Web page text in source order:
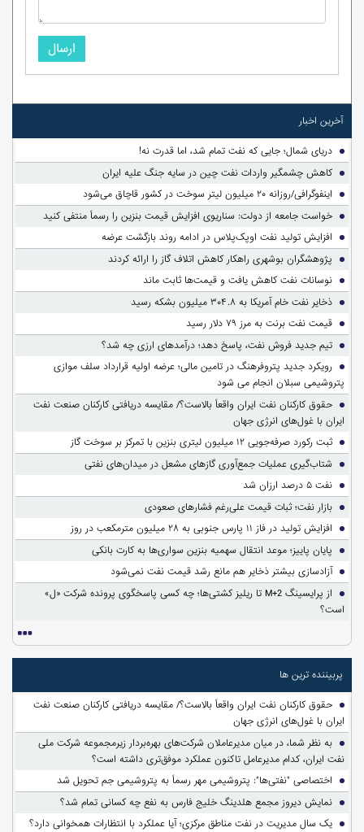
ارسال
آخرین اخبار
دریای شمال؛ جایی که نفت تمام شد، اما قدرت نه!
کاهش چشمگیر واردات نفت چین در سایه جنگ علیه ایران
اینفوگرافی/روزانه ۲۰ میلیون لیتر سوخت در کشور قاچاق می‌شود
خواست جامعه از دولت: سناریوی افزایش قیمت بنزین را رسماً منتفی کنید
افزایش تولید نفت اوپک‌پلاس در ادامه روند بازگشت عرضه
پژوهشگران بوشهری راهکار کاهش اتلاف گاز را ارائه کردند
نوسانات نفت کاهش یافت و قیمت‌ها ثابت ماند
ذخایر نفت خام آمریکا به ۳۰۴.۸ میلیون بشکه رسید
قیمت نفت برنت به مرز ۷۹ دلار رسید
تیم جدید فروش نفت، پاسخ دهد؛ درآمدهای ارزی چه شد؟
رویکرد جدید پتروفرهنگ در تامین مالی؛ عرضه اولیه قرارداد سلف موازی
پتروشیمی سبلان انجام می شود
حقوق کارکنان نفت ایران واقعاً بالاست؟/ مقایسه دریافتی کارکنان صنعت نفت
ایران با غول‌های انرژی جهان
ثبت رکورد صرفه‌جویی ۱۲ میلیون لیتری بنزین با تمرکز بر سوخت گاز
شتاب‌گیری عملیات جمع‌آوری گازهای مشعل در میدان‌های نفتی
نفت ۵ درصد ارزان شد
بازار نفت؛ ثبات قیمت علی‌رغم فشارهای صعودی
افزایش تولید در فاز ۱۱ پارس جنوبی به ۲۸ میلیون مترمکعب در روز
پایان پاییز؛ موعد انتقال سهمیه بنزین سواری‌ها به کارت بانکی
آزادسازی بیشتر ذخایر هم مانع رشد قیمت نفت نمی‌شود
از پرایسینگ M+2 تا ریلیز کشتی‌ها؛ چه کسی پاسخگوی پرونده شرکت «ل»
است؟
پربیننده ترین ها
حقوق کارکنان نفت ایران واقعاً بالاست؟/ مقایسه دریافتی کارکنان صنعت نفت
ایران با غول‌های انرژی جهان
به نظر شما، در میان مدیرعاملان شرکت‌های بهره‌بردار زیرمجموعه شرکت ملی
نفت ایران، کدام مدیرعامل تاکنون عملکرد موفق‌تری داشته است؟
اختصاصی "نفتی‌ها": پتروشیمی مهر رسماً به پتروشیمی جم تحویل شد
نمایش دیروز مجمع هلدینگ خلیج فارس به نفع چه کسانی تمام شد؟
یک سال مدیریت در نفت مناطق مرکزی؛ آیا عملکرد با انتظارات همخوانی دارد؟